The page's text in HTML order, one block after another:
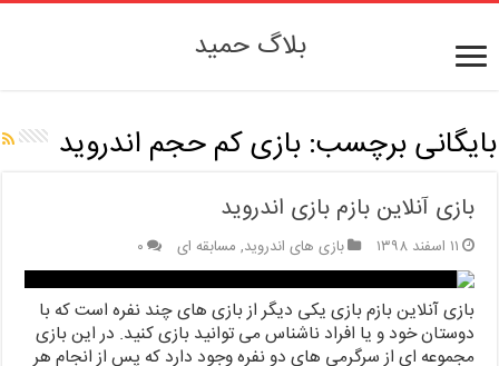
بلاگ حمید
بایگانی برچسب:بازی کم حجم اندروید
بازی آنلاین بازم بازی اندروید
۱۱ اسفند ۱۳۹۸ بازی های اندروید, مسابقه ای ۰
بازی آنلاین بازم بازی یکی دیگر از بازی های چند نفره است که با
دوستان خود و یا افراد ناشناس می توانید بازی کنید. در این بازی
مجموعه ای از سرگرمی های دو نفره وجود دارد که پس از انجام هر